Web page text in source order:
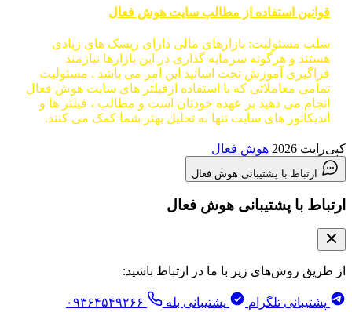
قوانین استفاده از مطالب سایت هوش فعال
سلب مسئولیت: بازارهای مالی دارای ریسک های زیادی
هستند و هرگونه سرمایه گذاری در این بازارها نیازمند
فراگیری آموزش تحت اساتید این امر می باشد . مسئولیت
تمامی معاملاتی که با استفاده ازفیلتر های سایت هوش فعال
انجام می دهید بر عهده خودتان است و مطالب ، فیلتر ها و
اندیکاتور های سایت تنها به تحلیل بهتر شما کمک می کنند.
کپی‌رایت 2026 هوش فعال
ارتباط با پشتیبانی هوش فعال
ارتباط با پشتیبانی هوش فعال
از طریق روش‌های زیر با ما در ارتباط باشید:
پشتیبانی تلگرام پشتیبانی بله ۰۹۳۶۴۵۴۹۲۶۶